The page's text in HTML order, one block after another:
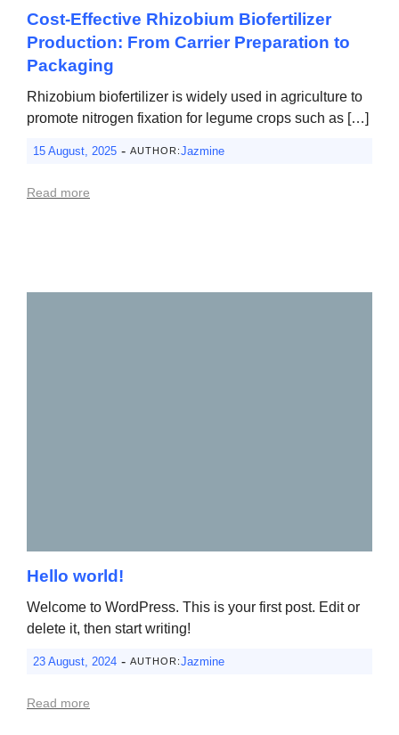
Cost-Effective Rhizobium Biofertilizer
Production: From Carrier Preparation to
Packaging
Rhizobium biofertilizer is widely used in agriculture to
promote nitrogen fixation for legume crops such as […]
15 August, 2025 - AUTHOR:Jazmine
Read more
Hello world!
Welcome to WordPress. This is your first post. Edit or
delete it, then start writing!
23 August, 2024 - AUTHOR:Jazmine
Read more